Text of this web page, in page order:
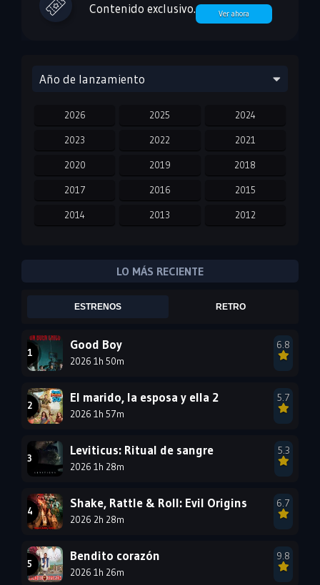
Contenido exclusivo. Ver ahora
Año de lanzamiento
2026 2025 2024
2023 2022 2021
2020 2019 2018
2017 2016 2015
2014 2013 2012
2007
1999
1996
1990
1984
1978
LO MÁS RECIENTE
ESTRENOS RETRO
Good Boy
2026 1h 50m
6.8
El marido, la esposa y ella 2
2026 1h 57m
5.7
Leviticus: Ritual de sangre
2026 1h 28m
5.3
Shake, Rattle & Roll: Evil Origins
2026 2h 28m
6.7
Bendito corazón
2026 1h 26m
9.8